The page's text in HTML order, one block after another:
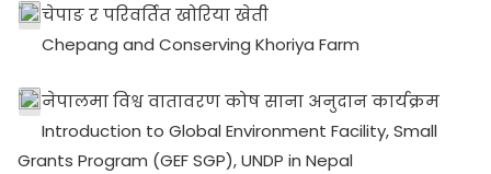
चेपाङ र परिवर्तित खोरिया खेती
Chepang and Conserving Khoriya Farm
नेपालमा विश्व वातावरण कोष साना अनुदान कार्यक्रम
Introduction to Global Environment Facility, Small
Grants Program (GEF SGP), UNDP in Nepal